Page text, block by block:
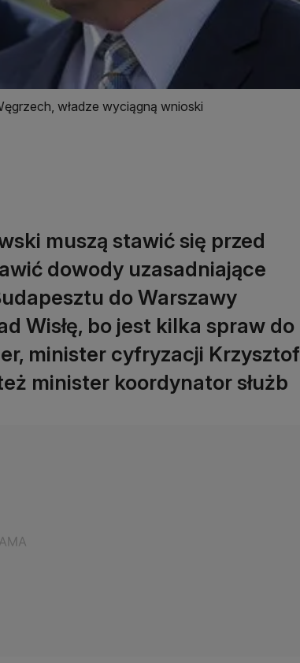
władze wyciągną wnioski
muszą stawić się przed
dowody uzasadniające
do Warszawy
Wisłę, bo jest kilka spraw do
minister cyfryzacji Krzysztof
minister koordynator służb